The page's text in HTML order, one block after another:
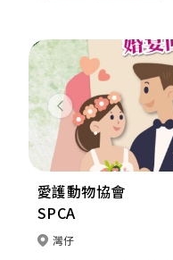
Previous
愛護動物協會
SPCA
灣仔